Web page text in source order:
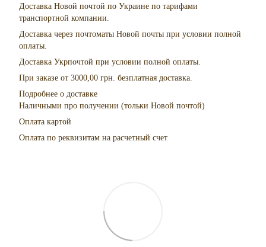
Доставка Новой почтой по Украине по тарифами
транспортной компании.
Доставка через почтоматы Новой почты при условии полной
оплаты.
Доставка Укрпочтой при условии полной оплаты.
При заказе от 3000,00 грн. безплатная доставка.
Подробнее о доставке
Наличными про получении (тольки Новой почтой)
Оплата картой
Оплата по реквизитам на расчетный счет